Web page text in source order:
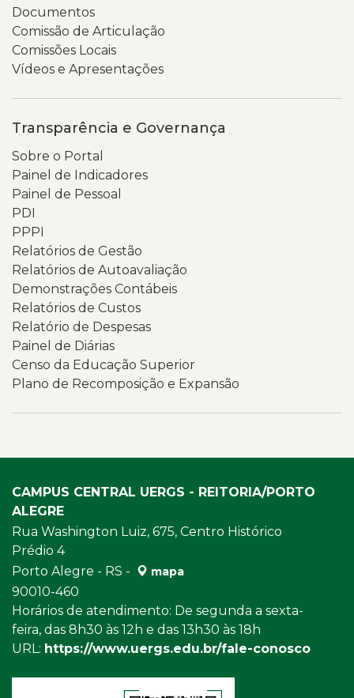
Documentos
Comissão de Articulação
Comissões Locais
Vídeos e Apresentações
Transparência e Governança
Sobre o Portal
Painel de Indicadores
Painel de Pessoal
PDI
PPPI
Relatórios de Gestão
Relatórios de Autoavaliação
Demonstrações Contábeis
Relatórios de Custos
Relatório de Despesas
Painel de Diárias
Censo da Educação Superior
Plano de Recomposição e Expansão
CAMPUS CENTRAL UERGS - REITORIA/PORTO
ALEGRE
Rua Washington Luiz, 675, Centro Histórico
Prédio 4
Porto Alegre - RS -
mapa
90010-460
Horários de atendimento: De segunda a sexta-
feira, das 8h30 às 12h e das 13h30 às 18h
URL: https://www.uergs.edu.br/fale-conosco